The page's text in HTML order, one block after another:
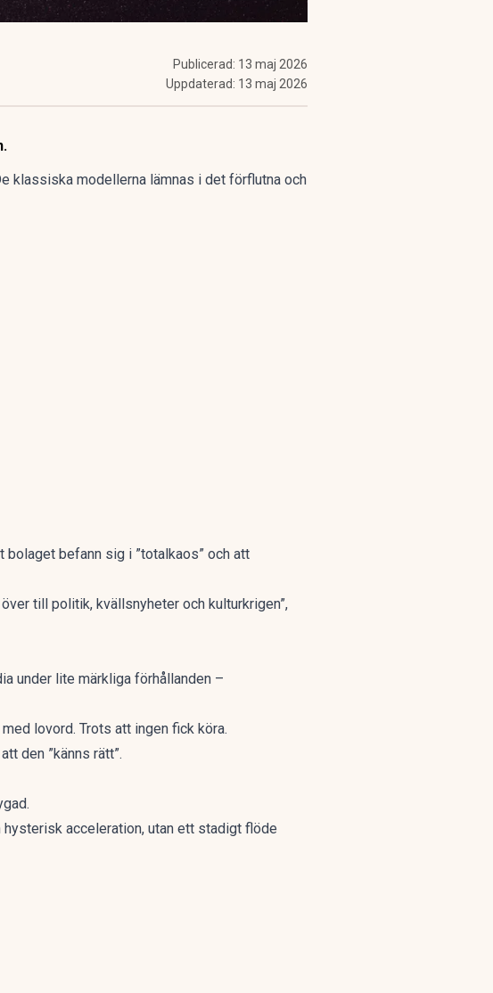
Publicerad: 13 maj 2026
Uppdaterad: 13 maj 2026
klassiska modellerna lämnas i det förflutna och
bolaget befann sig i ”totalkaos” och att
till politik, kvällsnyheter och kulturkrigen”,
under lite märkliga förhållanden –
lovord. Trots att ingen fick köra.
den ”känns rätt”.
acceleration, utan ett stadigt flöde